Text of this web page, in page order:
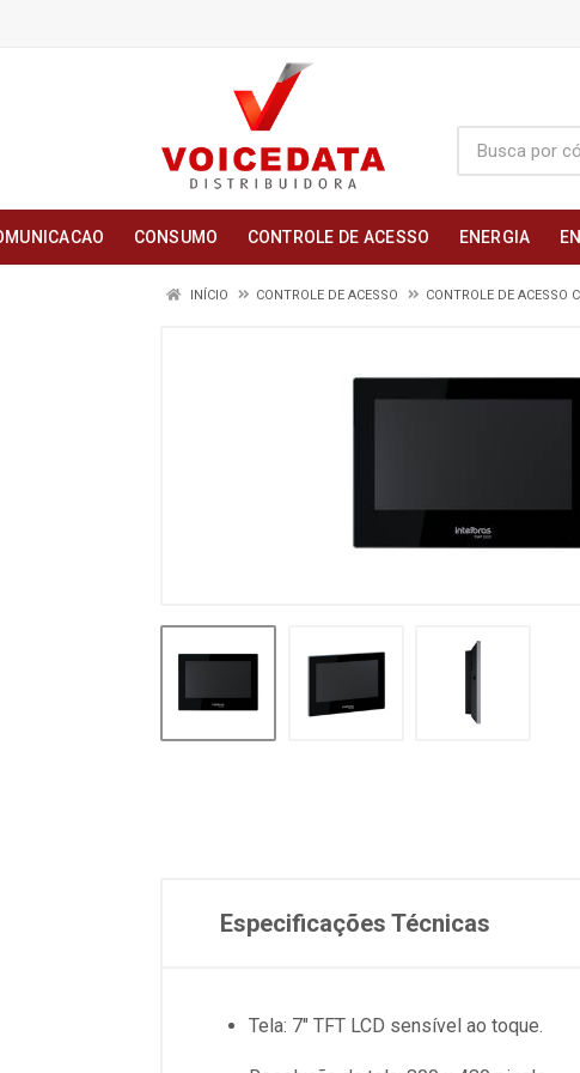
CONSUMO CONTROLE DE ACESSO ENERGIA
INÍCIO CONTROLE DE ACESSO CONTROLE DE ACESSO
Especificações Técnicas
Tela: 7" TFT LCD sensível ao toque.